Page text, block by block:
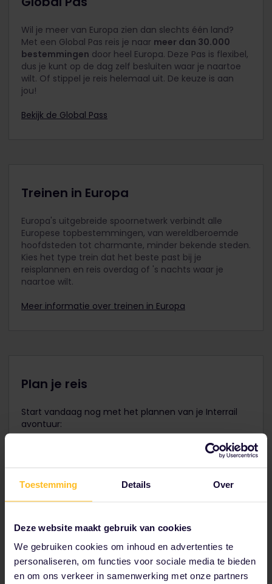
Toestemming Details Over
Deze website maakt gebruik van cookies
We gebruiken cookies om inhoud en advertenties te
personaliseren, om functies voor sociale media te bieden
en om ons verkeer in samenwerking met onze partners
terugbetaald of omgeruild als ze ongebruikt
boekingsvoorwaarden en onsterugbetalings- en
omruilbeleid.
wanneer het druk is.
Kinderen tussen de 4 en 11 jaar reizen gratis met
een Kinderpas. Een kind moet altijd vergezeld zijn
van ten minste één persoon met een
Volwassenenpas, Jeugdpas of een Seniorenpas.
Deze persoon hoeft geen gezinslid te zijn en kan
eerste reisdag.
er meer dan 2 kinderen mee met 1 volwassene,
dan moet voor elk extra kind een afzonderlijke
Kinderen onder de 12 reizen in dezelfde reisklasse
als de begeleidende volwassene.
Vergeet niet om voordat je gaat betalen naast je
Volwassenenpassen, Jeugdpassen of
Seniorenpassen ook je Kinderpassen aan je
deze na aankoop aan je bestelling toe te voegen.
Wil je meer van Europa zien dan slechts één land?
Met een Global Pas reis je naar meer dan 30.000
bestemmingen door heel Europa. Deze Pas is flexibel,
dus je kunt op de dag zelf besluiten waar je naartoe
wilt. Of stippel je reis helemaal uit. De keuze is aan
jou!
Bekijk de Global Pass
Treinen in Europa
Europa's uitgebreide spoornetwerk verbindt alle
Europese topbestemmingen, van wereldberoemde
hoofdsteden tot charmante, minder bekende steden.
Kies het type trein dat het beste past bij je
reisplannen en reis overdag of 's nachts waar je
naartoe wilt.
Meer informatie over treinen in Europa
Plan je reis
Start vandaag nog met het plannen van je Interrail
avontuur:
Bekijk de kaart van het Europese spoornetwerk
Lees over reserveren